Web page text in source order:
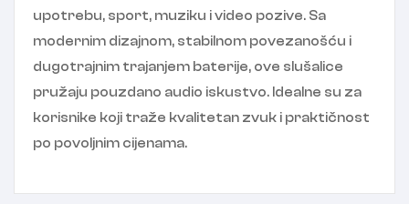
upotrebu, sport, muziku i video pozive. Sa
modernim dizajnom, stabilnom povezanošću i
dugotrajnim trajanjem baterije, ove slušalice
pružaju pouzdano audio iskustvo. Idealne su za
korisnike koji traže kvalitetan zvuk i praktičnost
po povoljnim cijenama.